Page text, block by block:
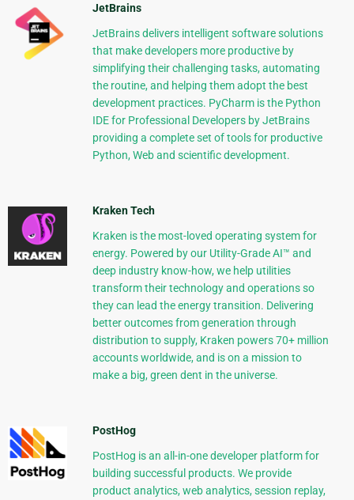
JetBrains
JetBrains delivers intelligent software solutions
that make developers more productive by
simplifying their challenging tasks, automating
the routine, and helping them adopt the best
development practices. PyCharm is the Python
IDE for Professional Developers by JetBrains
providing a complete set of tools for productive
Python, Web and scientific development.
Kraken Tech
Kraken is the most-loved operating system for
energy. Powered by our Utility-Grade AI™ and
deep industry know-how, we help utilities
transform their technology and operations so
they can lead the energy transition. Delivering
better outcomes from generation through
distribution to supply, Kraken powers 70+ million
accounts worldwide, and is on a mission to
make a big, green dent in the universe.
PostHog
PostHog is an all-in-one developer platform for
building successful products. We provide
product analytics, web analytics, session replay,